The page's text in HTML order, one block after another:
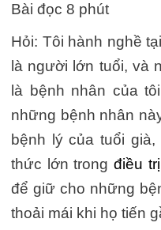
Bài đọc 8 phút
Hỏi: Tôi hành nghề
là người lớn tuổi, và
là bệnh nhân của
những bệnh nhân
bệnh lý của tuổi
thức lớn trong điều trị
để giữ cho những
thoải mái khi họ tiến